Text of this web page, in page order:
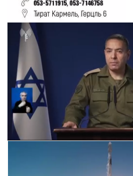
Следующее видео через 5